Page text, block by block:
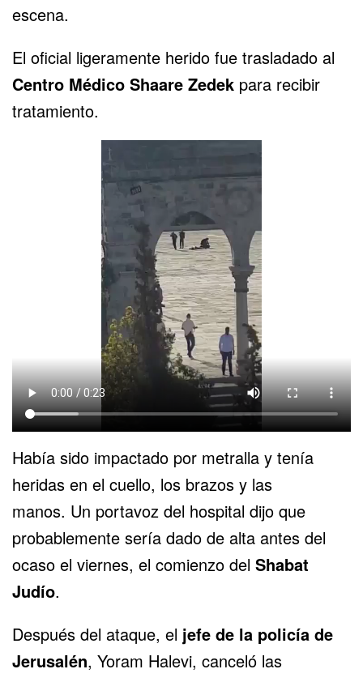
escena.
El oficial ligeramente herido fue trasladado al
Centro Médico Shaare Zedek para recibir
tratamiento.
Había sido impactado por metralla y tenía
heridas en el cuello, los brazos y las
manos. Un portavoz del hospital dijo que
probablemente sería dado de alta antes del
ocaso el viernes, el comienzo del Shabat
Judío.
Después del ataque, el jefe de la policía de
Jerusalén, Yoram Halevi, canceló las